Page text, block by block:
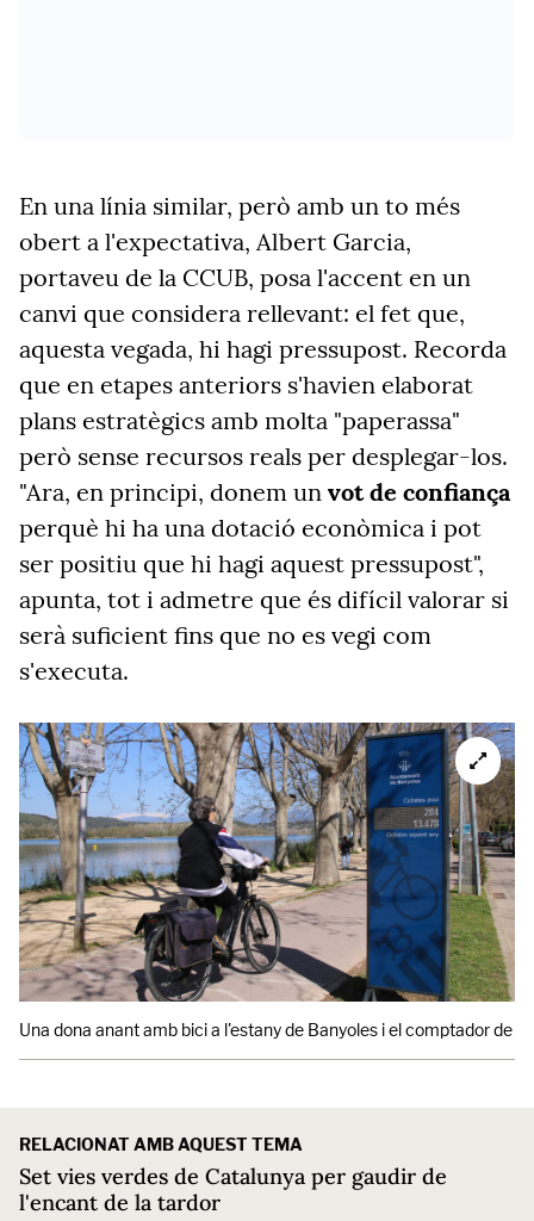
En una línia similar, però amb un to més
obert a l'expectativa, Albert Garcia,
portaveu de la CCUB, posa l'accent en un
canvi que considera rellevant: el fet que,
aquesta vegada, hi hagi pressupost. Recorda
que en etapes anteriors s'havien elaborat
plans estratègics amb molta "paperassa"
però sense recursos reals per desplegar-los.
"Ara, en principi, donem un vot de confiança
perquè hi ha una dotació econòmica i pot
ser positiu que hi hagi aquest pressupost",
apunta, tot i admetre que és difícil valorar si
serà suficient fins que no es vegi com
s'executa.
Una dona anant amb bici a l'estany de Banyoles i el comptador de
RELACIONAT AMB AQUEST TEMA
Set vies verdes de Catalunya per gaudir de
l'encant de la tardor